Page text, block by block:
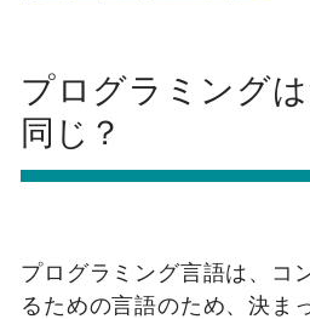
プログラミング
同じ？
プログラミング言語は、コ
るための言語のため、決ま